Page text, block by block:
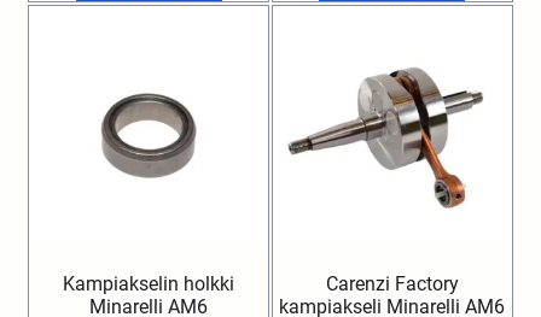
Kampiakselin holkki
Minarelli AM6
Carenzi Factory
kampiakseli Minarelli AM6